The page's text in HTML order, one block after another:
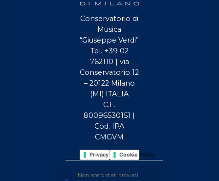
Conservatorio di
Musica
“Giuseppe Verdi”
Tel. +39 02
762110 | via
Conservatorio 12
– 20122 Milano
(MI) ITALIA
C.F.
80096530151 |
Cod. IPA
CMGVM
Privacy PolicyCookie Policy
EVENTI
Non sono stati trovati